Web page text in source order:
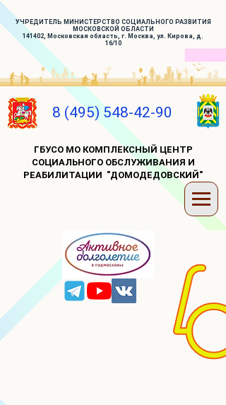
УЧРЕДИТЕЛЬ МИНИСТЕРСТВО СОЦИАЛЬНОГО РАЗВИТИЯ
МОСКОВСКОЙ ОБЛАСТИ
141402, Московская область, г. Москва, ул. Кирова, д.
16/10
8 (495) 548-42-90
ГБУСО МО КОМПЛЕКСНЫЙ ЦЕНТР
СОЦИАЛЬНОГО ОБСЛУЖИВАНИЯ И
РЕАБИЛИТАЦИИ "ДОМОДЕДОВСКИЙ"